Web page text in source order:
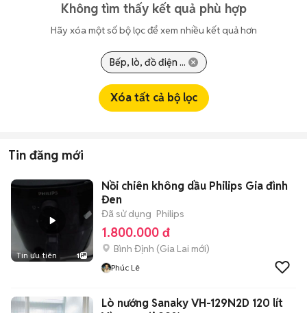
Không tìm thấy kết quả phù hợp
Hãy xóa một số bộ lọc để xem nhiều kết quả hơn
Bếp, lò, đồ điện ...
Xóa tất cả bộ lọc
Tin đăng mới
Tin ưu tiên 1
Nồi chiên không dầu Philips Gia đình
Đen
Đã sử dụng Philips
1.800.000 đ
Bình Định (Gia Lai mới)
Phúc Lê
Lò nướng Sanaky VH-129N2D 120 lít